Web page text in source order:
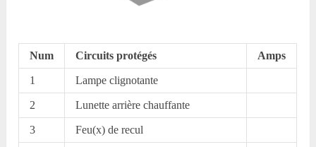
Num Circuits protégés Amps
1 Lampe clignotante
2 Lunette arrière chauffante
3 Feu(x) de recul